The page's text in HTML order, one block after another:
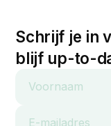
Schrijf je in
blijf up-to-